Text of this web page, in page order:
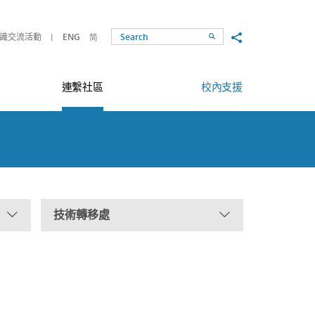
交流活動 ENG 简 SearchShare to
連繫社區 校內支援
技術轉移處